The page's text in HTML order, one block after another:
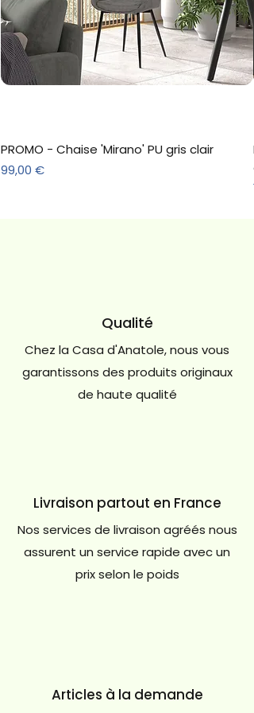
PROMO - Chaise 'Mirano' PU gris clair
Prix
99,00 €
Qualité
Chez la Casa d'Anatole, nous vous
garantissons des produits originaux
de haute qualité
Livraison partout en France
Nos services de livraison agréés nous
assurent un service rapide avec un
prix selon le poids
Articles à la demande